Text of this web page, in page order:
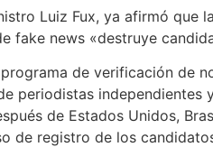
Luiz Fux, ya afirmó que
fake news «destruye
de verificación de
periodistas
de Estados Unidos,
de registro de los